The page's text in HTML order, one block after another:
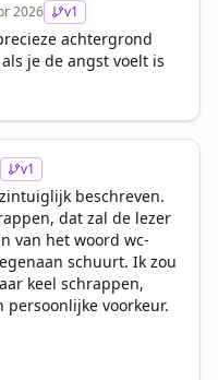
2026 v1
achtergrond
je de angst voelt is
v1
beschreven.
dat zal de lezer
van het woord wc-
schuurt. Ik zou
keel schrappen,
persoonlijke voorkeur.